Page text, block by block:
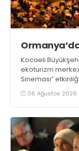
Kocaeli
ekoturizm
Sineması”
06 Ağustos 2026